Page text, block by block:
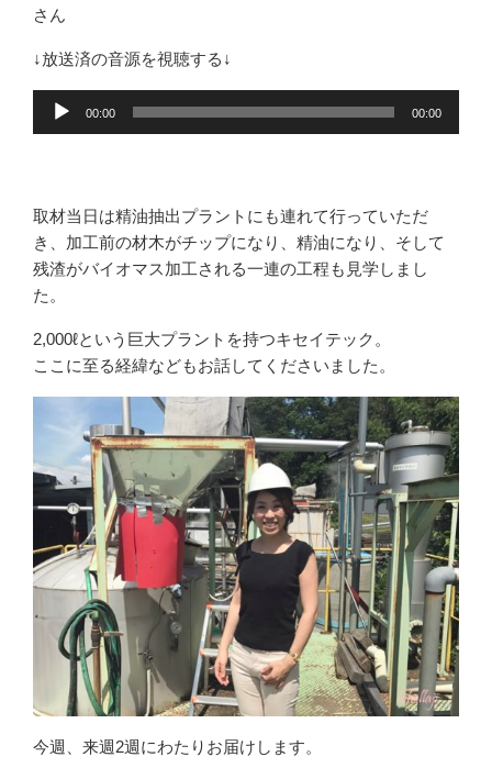
さん
↓放送済の音源を視聴する↓
ー
ヤ
ー
00:00 00:00
取材当日は精油抽出プラントにも連れて行っていただ
き、加工前の材木がチップになり、精油になり、そして
残渣がバイオマス加工される一連の工程も見学しまし
た。
2,000ℓという巨大プラントを持つキセイテック。
ここに至る経緯などもお話してくださいました。
今週、来週2週にわたりお届けします。